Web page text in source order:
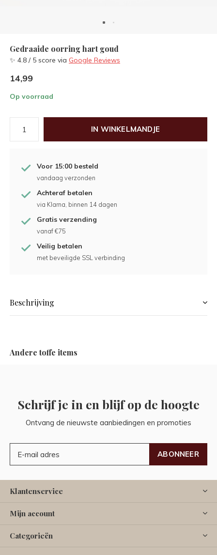
Gedraaide oorring hart goud
✨ 4.8 / 5 score via Google Reviews
14,99
Op voorraad
IN WINKELMANDJE
Voor 15:00 besteld
vandaag verzonden
Achteraf betalen
via Klarna, binnen 14 dagen
Gratis verzending
vanaf €75
Veilig betalen
met beveiligde SSL verbinding
Beschrijving
Andere toffe items
Schrijf je in en blijf op de hoogte
Ontvang de nieuwste aanbiedingen en promoties
ABONNEER
Klantenservice
Mijn account
Categorieën